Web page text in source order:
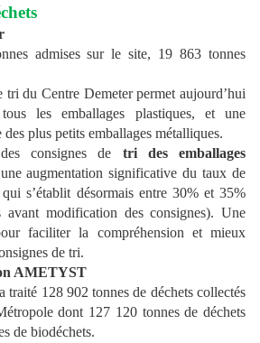
admises sur le site, 19 863 tonnes
tri du Centre Demeter permet aujourd’hui
les emballages plastiques, et une
plus petits emballages métalliques.
consignes de tri des emballages
augmentation significative du taux de
s’établit désormais entre 30% et 35%
avant modification des consignes). Une
faciliter la compréhension et mieux
de tri.
AMETYST
128 902 tonnes de déchets collectés
dont 127 120 tonnes de déchets
de biodéchets.